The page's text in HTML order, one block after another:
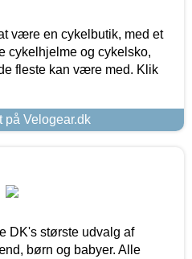
være en cykelbutik, med et
cykelhjelme og cykelsko,
fleste kan være med. Klik
på Velogear.dk
DK's største udvalg af
børn og babyer. Alle